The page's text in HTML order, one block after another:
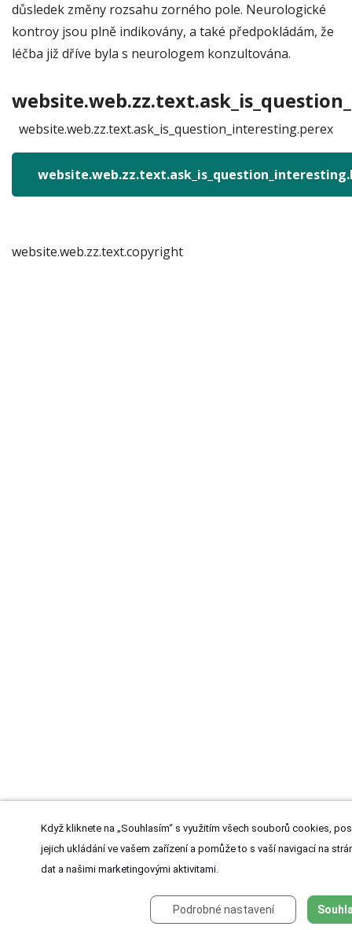
důsledek změny rozsahu zorného pole. Neurologické
kontroy jsou plně indikovány, a také předpokládám, že
léčba již dříve byla s neurologem konzultována.
website.web.zz.text.ask_is_question_interesting.perex
website.web.zz.text.copyright
Když kliknete na „Souhlasím“ s využitím všech souborů cookies,
jejich ukládání ve vašem zařízení a pomůže to s vaší navigací na
dat a našimi marketingovými aktivitami.
Podrobné nastavení